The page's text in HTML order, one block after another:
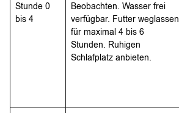
Stunde 0
bis 4
Beobachten. Wasser frei
verfügbar. Futter weglassen
für maximal 4 bis 6
Stunden. Ruhigen
Schlafplatz anbieten.